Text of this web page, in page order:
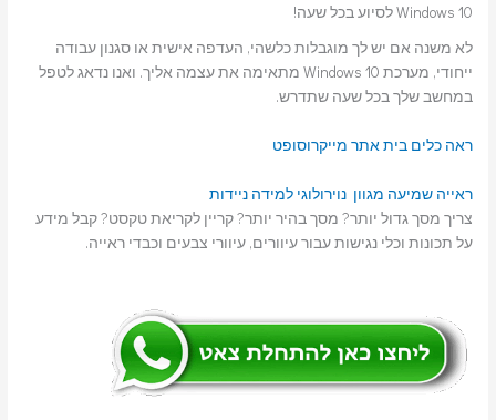
Windows 10 לסיוע בכל שעה!
לא משנה אם יש לך מוגבלות כלשהי, העדפה אישית או סגנון עבודה
ייחודי, מערכת Windows 10 מתאימה את עצמה אליך. ואנו נדאג לטפל
במחשב שלך בכל שעה שתדרש.
ראה כלים בית אתר מייקרוסופט
ראייה שמיעה מגוון נוירולוגי למידה ניידות
צריך מסך גדול יותר? מסך בהיר יותר? קריין לקריאת טקסט? קבל מידע
על תכונות וכלי נגישות עבור עיוורים, עיוורי צבעים וכבדי ראייה.